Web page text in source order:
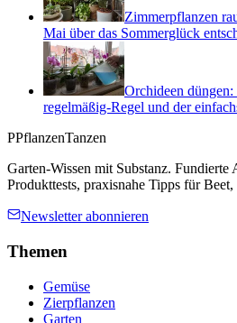
Zimmerpflanzen
Mai über das Sommerglück
Orchideen
regelmäßig-Regel und der
PPflanzenTanzen
Garten-Wissen mit Substanz. Fundierte
Produkttests, praxisnahe Tipps für
Newsletter abonnieren
Themen
Gemüse
Zierpflanzen
Garten